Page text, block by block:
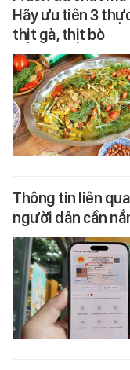
Hãy ưu tiên 3
thịt gà, thịt bò
Thông tin liên
người dân cần